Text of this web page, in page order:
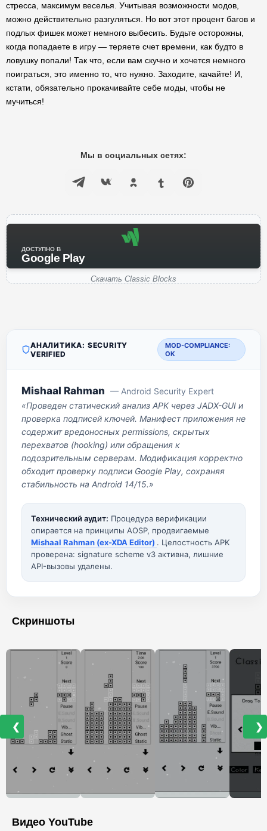
стресса, максимум веселья. Учитывая возможности модов,
можно действительно разгуляться. Но вот этот процент багов и
подлых фишек может немного выбесить. Будьте осторожны,
когда попадаете в игру — теряете счет времени, как будто в
ловушку попали! Так что, если вам скучно и хочется немного
поиграться, это именно то, что нужно. Заходите, качайте! И,
кстати, обязательно прокачивайте себе моды, чтобы не
мучиться!
Мы в социальных сетях:
ДОСТУПНО В
Google Play
Скачать Classic Blocks
АНАЛИТИКА: SECURITY
VERIFIED
MOD-COMPLIANCE:
OK
Mishaal Rahman — Android Security Expert
«Проведен статический анализ APK через JADX-GUI и
проверка подписей ключей. Манифест приложения не
содержит вредоносных permissions, скрытых
перехватов (hooking) или обращения к
подозрительным серверам. Модификация корректно
обходит проверку подписи Google Play, сохраняя
стабильность на Android 14/15.»
Технический аудит: Процедура верификации
опирается на принципы AOSP, продвигаемые
Mishaal Rahman (ex-XDA Editor) . Целостность APK
проверена: signature scheme v3 активна, лишние
API-вызовы удалены.
Скриншоты
❮ ❯
Видео YouTube